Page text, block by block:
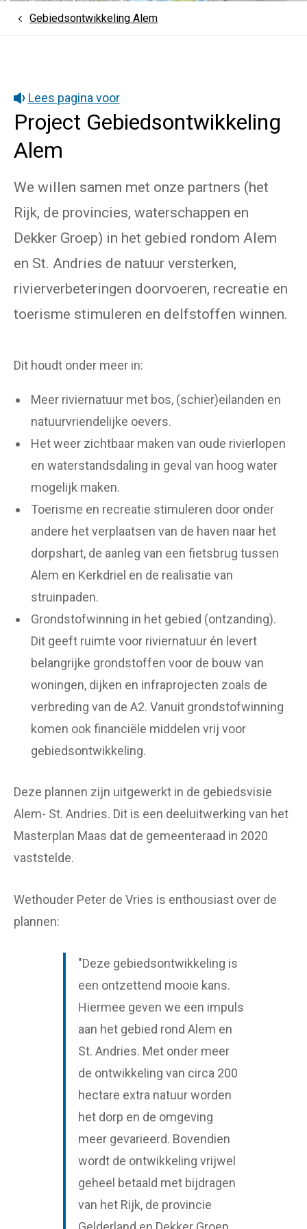
HomeGebiedsontwikkeling Alem
Lees pagina voor
Project Gebiedsontwikkeling
Alem
We willen samen met onze partners (het
Rijk, de provincies, waterschappen en
Dekker Groep) in het gebied rondom Alem
en St. Andries de natuur versterken,
rivierverbeteringen doorvoeren, recreatie en
toerisme stimuleren en delfstoffen winnen.
Dit houdt onder meer in:
Meer riviernatuur met bos, (schier)eilanden en
natuurvriendelijke oevers.
Het weer zichtbaar maken van oude rivierlopen
en waterstandsdaling in geval van hoog water
mogelijk maken.
Toerisme en recreatie stimuleren door onder
andere het verplaatsen van de haven naar het
dorpshart, de aanleg van een fietsbrug tussen
Alem en Kerkdriel en de realisatie van
struinpaden.
Grondstofwinning in het gebied (ontzanding).
Dit geeft ruimte voor riviernatuur én levert
belangrijke grondstoffen voor de bouw van
woningen, dijken en infraprojecten zoals de
verbreding van de A2. Vanuit grondstofwinning
komen ook financiële middelen vrij voor
gebiedsontwikkeling.
Deze plannen zijn uitgewerkt in de gebiedsvisie
Alem- St. Andries. Dit is een deeluitwerking van het
Masterplan Maas dat de gemeenteraad in 2020
vaststelde.
Wethouder Peter de Vries is enthousiast over de
plannen:
"Deze gebiedsontwikkeling is
een ontzettend mooie kans.
Hiermee geven we een impuls
aan het gebied rond Alem en
St. Andries. Met onder meer
de ontwikkeling van circa 200
hectare extra natuur worden
het dorp en de omgeving
meer gevarieerd. Bovendien
wordt de ontwikkeling vrijwel
geheel betaald met bijdragen
van het Rijk, de provincie